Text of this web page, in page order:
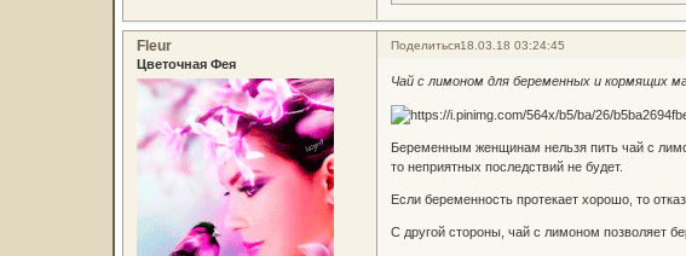
Поделиться18.03.18 03:24:45
Fleur
Цветочная Фея
Чай с лимоном для беременных и кормящих
Беременным женщинам нельзя пить чай с
то неприятных последствий не будет.
Если беременность протекает хорошо, то
С другой стороны, чай с лимоном позволяет